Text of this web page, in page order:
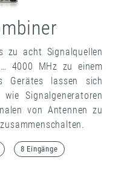
zu acht Signalquellen
4000 MHz zu einem
Gerätes lassen sich
Signalgeneratoren
von Antennen zu
8 Eingänge